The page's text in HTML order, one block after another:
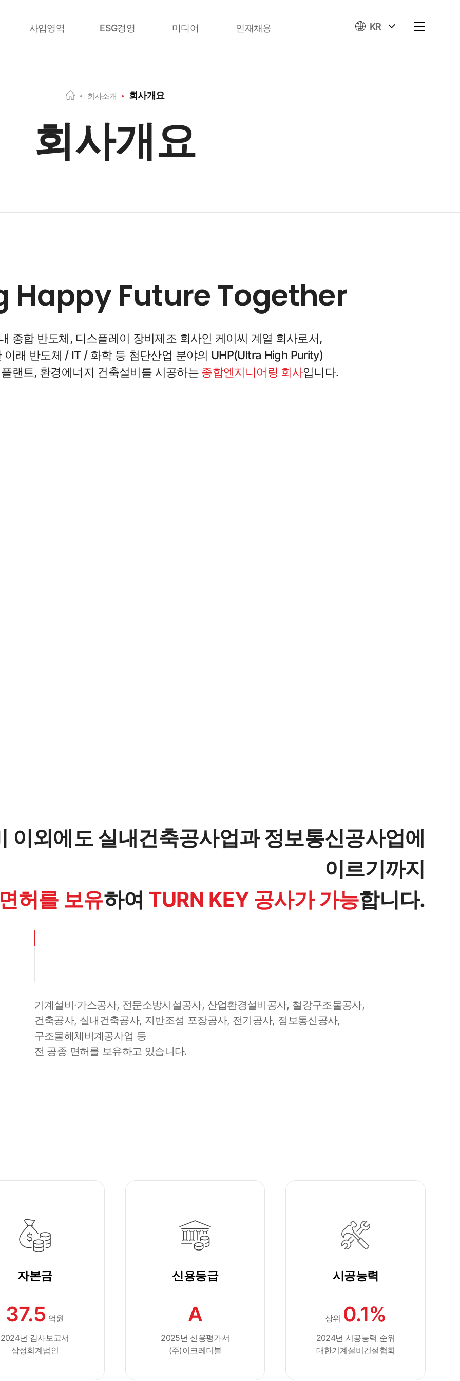
사업영역
산업플랜트
ESG경영
품질환경
사회공헌
미디어 인재채용 KR
H
회사소개 회사개요
회사개요
Happy Future Together
종합 반도체, 디스플레이 장비제조 회사인 케이씨 계열 회사로서,
래 반도체 / IT / 화학 등 첨단산업 분야의 UHP(Ultra High Purity)
랜트, 환경에너지 건축설비를 시공하는 종합엔지니어링 회사입니다.
이외에도 실내건축공사업과 정보통신공사업에
이르기까지
허를 보유하여 TURN KEY 공사가 가능합니다.
기계설비·가스공사, 전문소방시설공사, 산업환경설비공사, 철강구조물공사,
건축공사, 실내건축공사, 지반조성 포장공사, 전기공사, 정보통신공사,
구조물해체비계공사업 등
전 공종 면허를 보유하고 있습니다.
자본금
37.5 억원
2024년 감사보고서
삼정회계법인
신용등급
A
2025년 신용평가서
(주)이크레더블
시공능력
상위 0.1%
2024년 시공능력 순위
대한기계설비건설협회